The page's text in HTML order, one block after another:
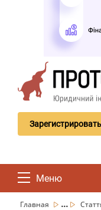
Меню
Главная ...